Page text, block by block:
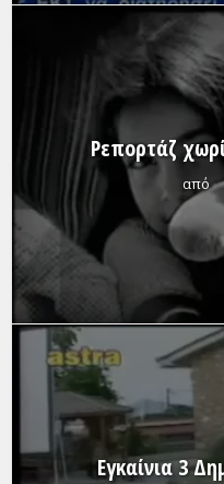
Ρεπορτάζ
από
Εγκαίνια 3